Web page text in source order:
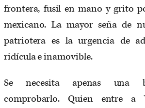
frontera, fusil en mano y grito
mexicano. La mayor seña de
patriotera es la urgencia de
ridícula e inamovible.
Se necesita apenas una
comprobarlo. Quien entre a